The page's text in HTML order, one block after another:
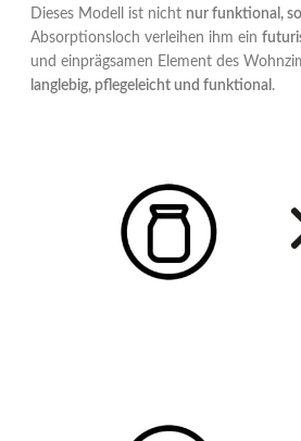
Dieses Modell ist nicht nur funktional,
Absorptionsloch verleihen ihm ein
und einprägsamen Element des
langlebig, pflegeleicht und funktional .